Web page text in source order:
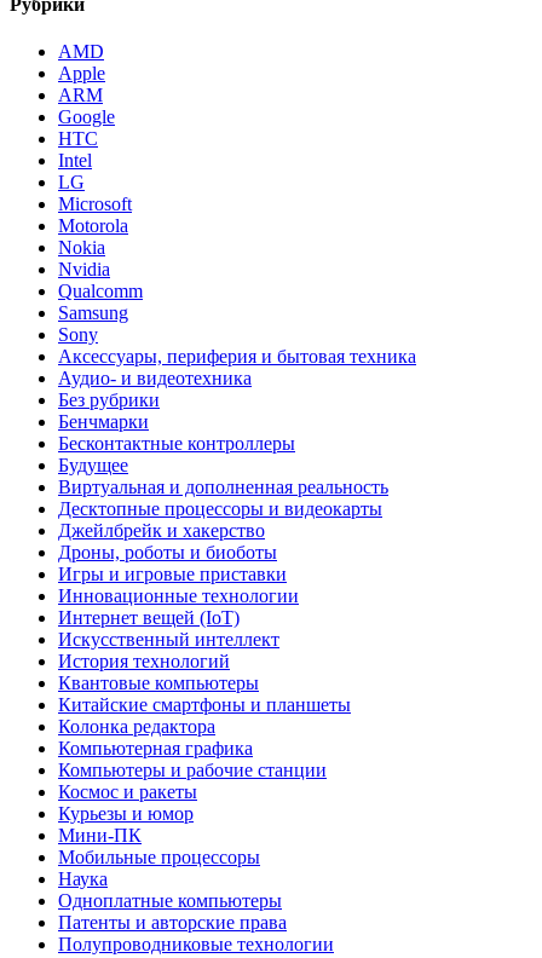
Рубрики
AMD
Apple
ARM
Google
HTC
Intel
LG
Microsoft
Motorola
Nokia
Nvidia
Qualcomm
Samsung
Sony
Аксессуары, периферия и бытовая техника
Аудио- и видеотехника
Без рубрики
Бенчмарки
Бесконтактные контроллеры
Будущее
Виртуальная и дополненная реальность
Десктопные процессоры и видеокарты
Джейлбрейк и хакерство
Дроны, роботы и биоботы
Игры и игровые приставки
Инновационные технологии
Интернет вещей (IoT)
Искусственный интеллект
История технологий
Квантовые компьютеры
Китайские смартфоны и планшеты
Колонка редактора
Компьютерная графика
Компьютеры и рабочие станции
Космос и ракеты
Курьезы и юмор
Мини-ПК
Мобильные процессоры
Наука
Одноплатные компьютеры
Патенты и авторские права
Полупроводниковые технологии